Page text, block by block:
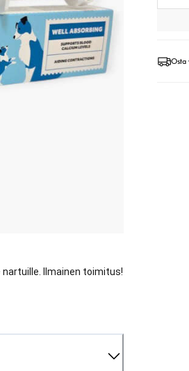
Ilmainen toimitus!
Osta